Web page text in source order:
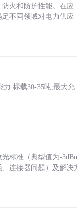
火和防护性能。在应
不同领域对电力供应
力:标载30-35吨,最大允
标准（典型值为-
连接器问题）及解决